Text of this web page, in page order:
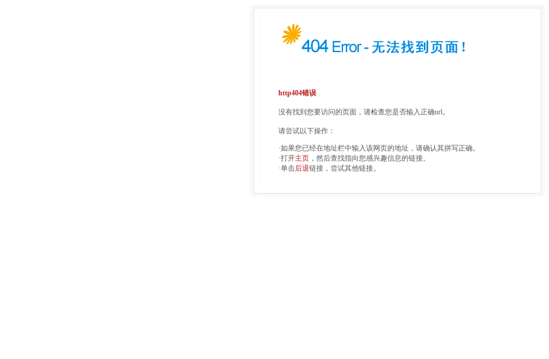
http404错误
没有找到您要访问的页面，请检查您是否输入正确url。
请尝试以下操作：
·如果您已经在地址栏中输入该网页的地址，请确认其拼写正确。
·打开主页 ，然后查找指向您感兴趣信息的链接。
·单击后退链接，尝试其他链接。